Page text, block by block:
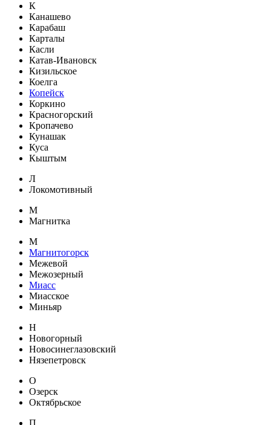
К
Канашево
Карабаш
Карталы
Касли
Катав-Ивановск
Кизильское
Коелга
Копейск
Коркино
Красногорский
Кропачево
Кунашак
Куса
Кыштым
Л
Локомотивный
М
Магнитка
М
Магнитогорск
Межевой
Межозерный
Миасс
Миасское
Миньяр
Н
Новогорный
Новосинеглазовский
Нязепетровск
О
Озерск
Октябрьское
П